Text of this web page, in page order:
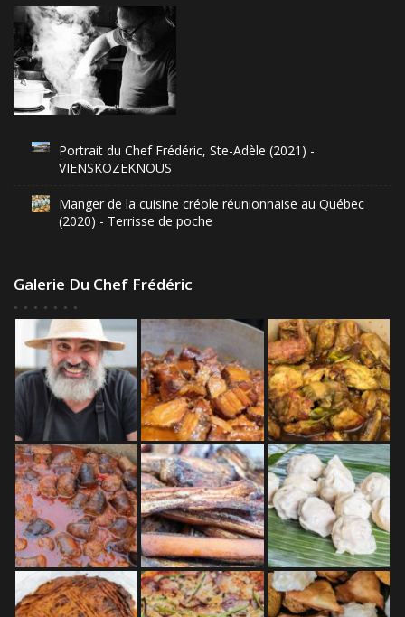
Portrait du Chef Frédéric, Ste-Adèle (2021) -
VIENSKOZEKNOUS
Manger de la cuisine créole réunionnaise au Québec
(2020) - Terrisse de poche
Galerie Du Chef Frédéric